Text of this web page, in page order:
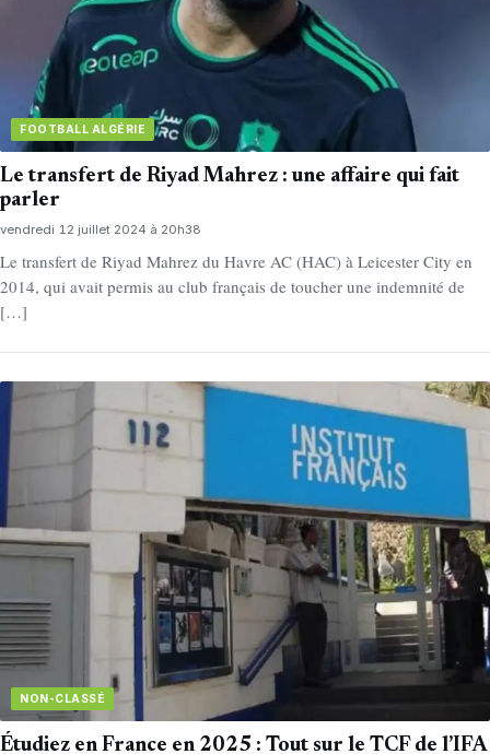
FOOTBALL ALGÉRIE
Le transfert de Riyad Mahrez : une affaire qui fait
parler
vendredi 12 juillet 2024 à 20h38
Le transfert de Riyad Mahrez du Havre AC (HAC) à Leicester City en
2014, qui avait permis au club français de toucher une indemnité de
[…]
NON-CLASSÉ
Étudiez en France en 2025 : Tout sur le TCF de l’IFA